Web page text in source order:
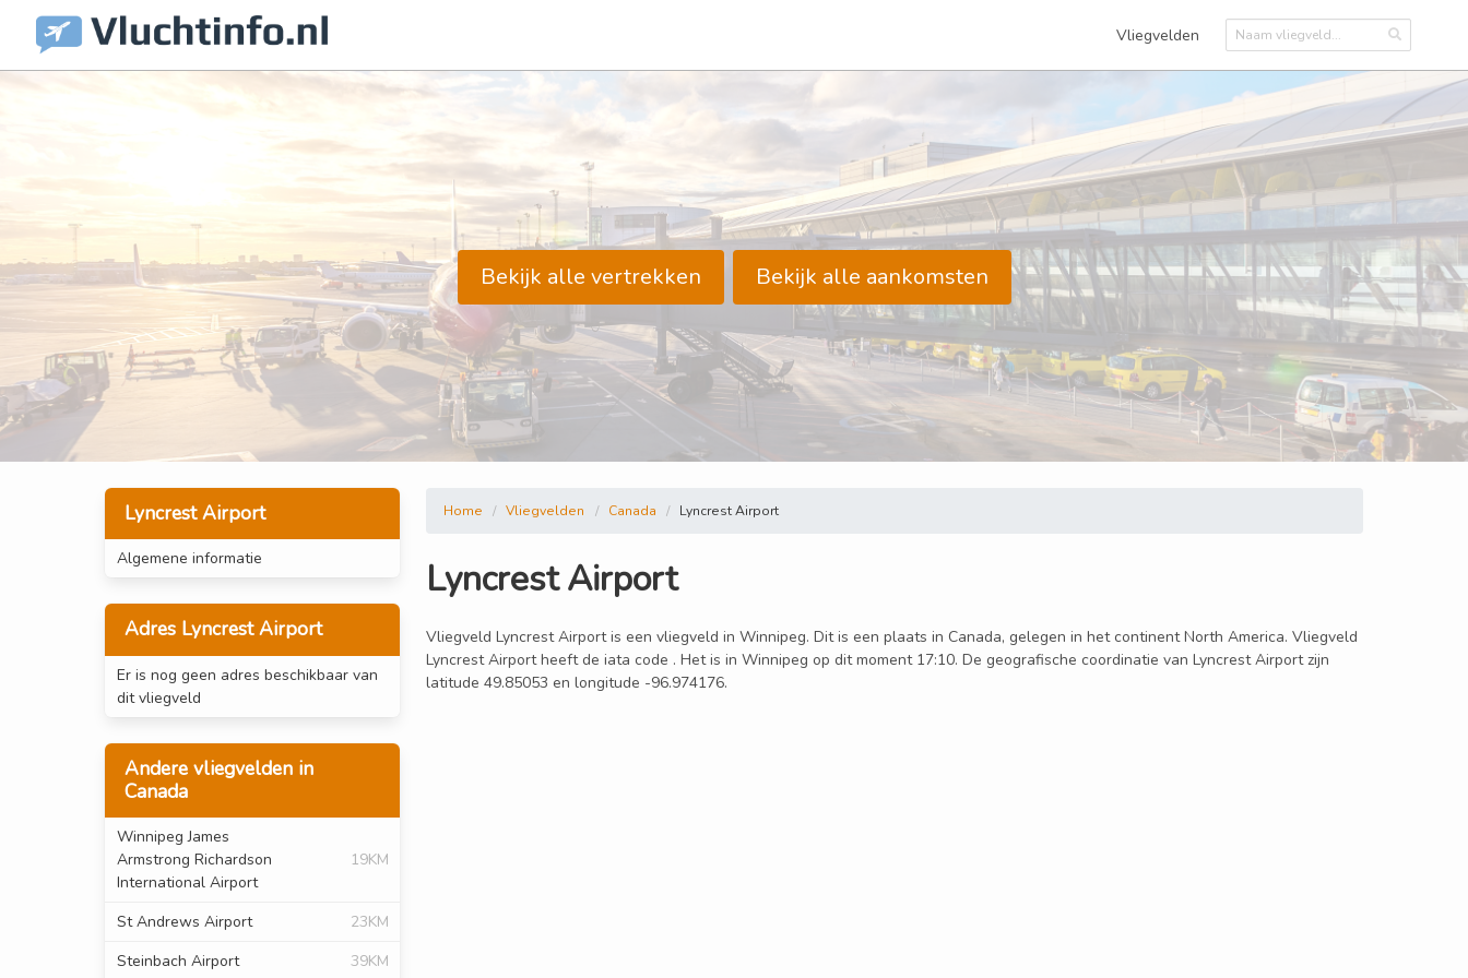
Vliegvelden
Bekijk alle vertrekken Bekijk alle aankomsten
Lyncrest Airport
Algemene informatie
Adres Lyncrest Airport
Er is nog geen adres beschikbaar van
dit vliegveld
Andere vliegvelden in
Canada
Winnipeg James
Armstrong Richardson
International Airport
19KM
St Andrews Airport
23KM
Steinbach Airport
39KM
Home Vliegvelden Canada Lyncrest Airport
Lyncrest Airport
Vliegveld Lyncrest Airport is een vliegveld in Winnipeg. Dit is een plaats in Canada, gelegen in het continent North America. Vliegveld
Lyncrest Airport heeft de iata code . Het is in Winnipeg op dit moment 17:10. De geografische coordinatie van Lyncrest Airport zijn
latitude 49.85053 en longitude -96.974176.